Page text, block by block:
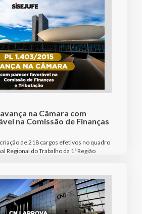
na Câmara com
na Comissão de Finanças
de 218 cargos efetivos no quadro
Regional do Trabalho da 1ª Região